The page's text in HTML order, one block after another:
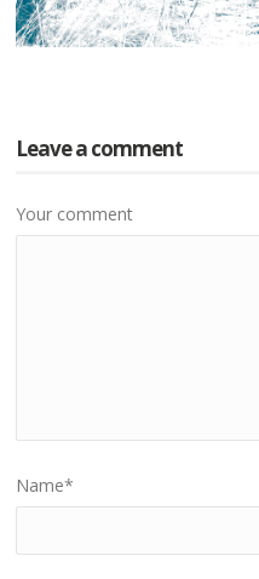
Leave a comment
Your comment
Name*